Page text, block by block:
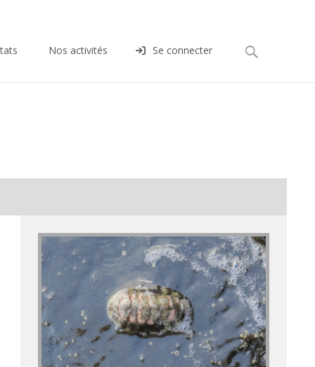
Nos activités Se connecter Rechercher :